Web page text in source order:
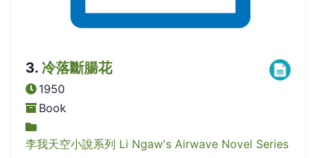
3. 冷落斷腸花
1950
Book
李我天空小說系列 Li Ngaw's Airwave Novel Series